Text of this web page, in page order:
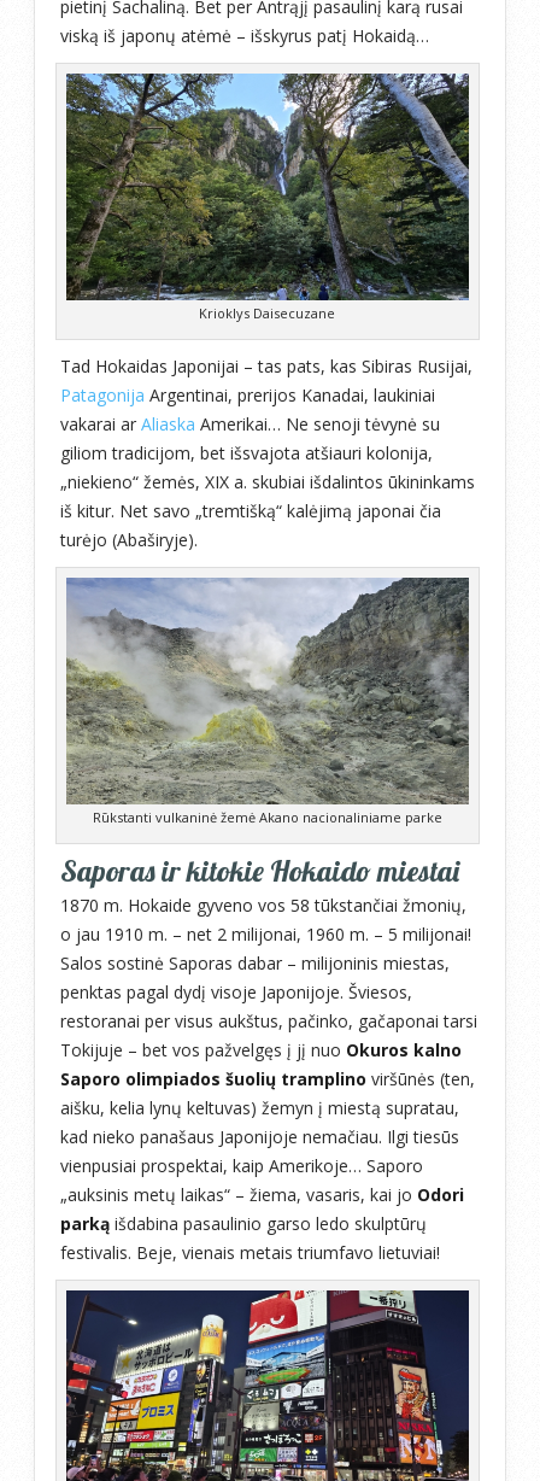
pietinį Sachaliną. Bet per Antrąjį pasaulinį karą rusai
viską iš japonų atėmė – išskyrus patį Hokaidą…
Krioklys Daisecuzane
Tad Hokaidas Japonijai – tas pats, kas Sibiras Rusijai,
Patagonija Argentinai, prerijos Kanadai, laukiniai
vakarai ar Aliaska Amerikai… Ne senoji tėvynė su
giliom tradicijom, bet išsvajota atšiauri kolonija,
„niekieno“ žemės, XIX a. skubiai išdalintos ūkininkams
iš kitur. Net savo „tremtišką“ kalėjimą japonai čia
turėjo (Abaširyje).
Rūkstanti vulkaninė žemė Akano nacionaliniame parke
Saporas ir kitokie Hokaido miestai
1870 m. Hokaide gyveno vos 58 tūkstančiai žmonių,
o jau 1910 m. – net 2 milijonai, 1960 m. – 5 milijonai!
Salos sostinė Saporas dabar – milijoninis miestas,
penktas pagal dydį visoje Japonijoje. Šviesos,
restoranai per visus aukštus, pačinko, gačaponai tarsi
Tokijuje – bet vos pažvelgęs į jį nuo Okuros kalno
Saporo olimpiados šuolių tramplino viršūnės (ten,
aišku, kelia lynų keltuvas) žemyn į miestą supratau,
kad nieko panašaus Japonijoje nemačiau. Ilgi tiesūs
vienpusiai prospektai, kaip Amerikoje… Saporo
„auksinis metų laikas“ – žiema, vasaris, kai jo Odori
parką išdabina pasaulinio garso ledo skulptūrų
festivalis. Beje, vienais metais triumfavo lietuviai!